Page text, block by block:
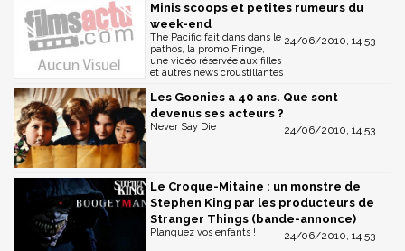
Minis scoops et petites rumeurs du
week-end
24/06/2010, 14:53
The Pacific fait dans dans le
pathos, la promo Fringe,
une vidéo réservée aux filles
et autres news croustillantes
Les Goonies a 40 ans. Que sont
devenus ses acteurs ?
24/06/2010, 14:53
Never Say Die
Le Croque-Mitaine : un monstre de
Stephen King par les producteurs de
Stranger Things (bande-annonce)
24/06/2010, 14:53
Planquez vos enfants !